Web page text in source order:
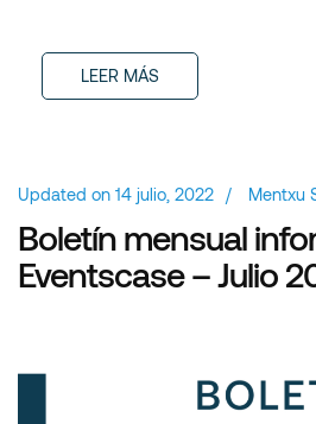
LEER MÁS
Updated on 14 julio, 2022 / Mentxu
Boletín mensual
Eventscase – Julio